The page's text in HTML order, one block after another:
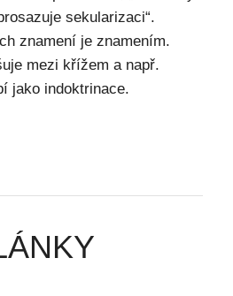
sekularizaci“.
znamení je znamením.
mezi křížem a např.
jako indoktrinace.